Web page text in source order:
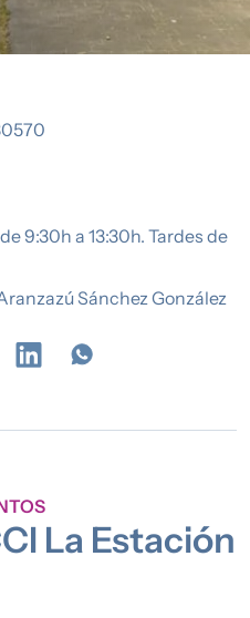
9:30h a 13:30h. Tardes de
Sánchez González
La Estación